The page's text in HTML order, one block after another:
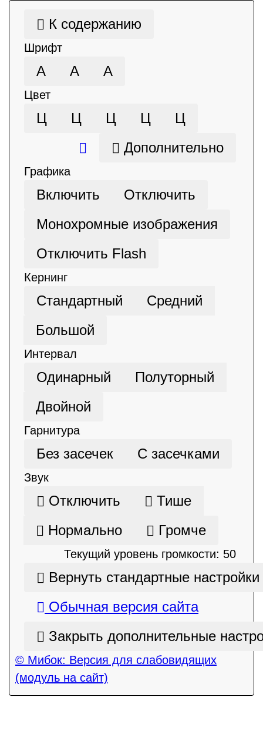
К содержанию
Шрифт
А А А
Цвет
Ц Ц Ц Ц
Ц
Дополнительно
Графика
Включить
Отключить
Монохромные изображения
Отключить Flash
Кернинг
Стандартный
Средний
Большой
Интервал
Одинарный
Полуторный
Двойной
Гарнитура
Без засечек С засечками
Звук
Отключить
Тише
Нормально
Громче
Текущий уровень громкости: 50
Вернуть стандартные настройки
Обычная версия сайта
Закрыть дополнительные
© Мибок: Версия для слабовидящих
(модуль на сайт)